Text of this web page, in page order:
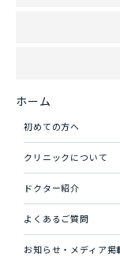
ホーム
初めての方へ
クリニックについて
ドクター紹介
よくあるご質問
お知らせ・メディア掲